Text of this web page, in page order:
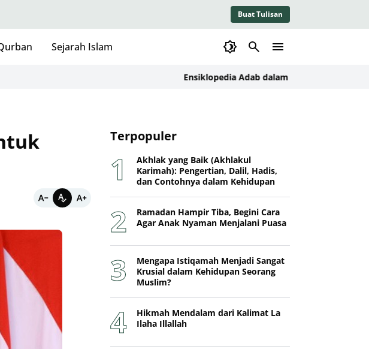
Buat Tulisan
Sejarah Islam
Ensiklopedia Adab dalam Islam: Kajian
Terpopuler
Akhlak yang Baik (Akhlakul
Karimah): Pengertian, Dalil, Hadis,
dan Contohnya dalam Kehidupan
Ramadan Hampir Tiba, Begini Cara
Agar Anak Nyaman Menjalani Puasa
Mengapa Istiqamah Menjadi Sangat
Krusial dalam Kehidupan Seorang
Muslim?
Hikmah Mendalam dari Kalimat La
Ilaha Illallah